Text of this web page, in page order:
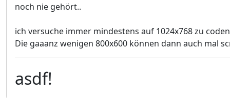
noch nie gehört..
ich versuche immer mindestens auf 1024x768 zu
Die gaaanz wenigen 800x600 können dann auch mal
asdf!